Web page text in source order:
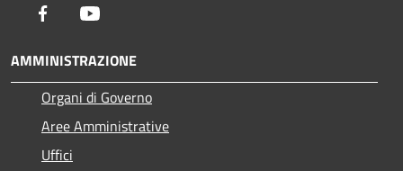
Facebook
AMMINISTRAZIONE
Organi di Governo
Aree Amministrative
Uffici